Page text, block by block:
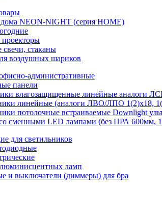
NEON-NIGHT (серия HOME)
стаканы
воздушных шариков
административные
панели
влагозащищенные линейные аналоги
линейные (аналоги ЛВО/ЛПО 1(2)х18,
потолочные встраиваемые Downlight
сменными LED лампами (без ПРА 600мм,
для светильников
ламп
и выключатели (диммеры) для бра